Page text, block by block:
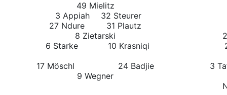
49 Mielitz
3 Appiah
32 Steurer
27 Ndure
31 Plautz
8 Zietarski
6 Starke
10 Krasniqi
17 Möschl
24 Badjie
9 Wegner
3